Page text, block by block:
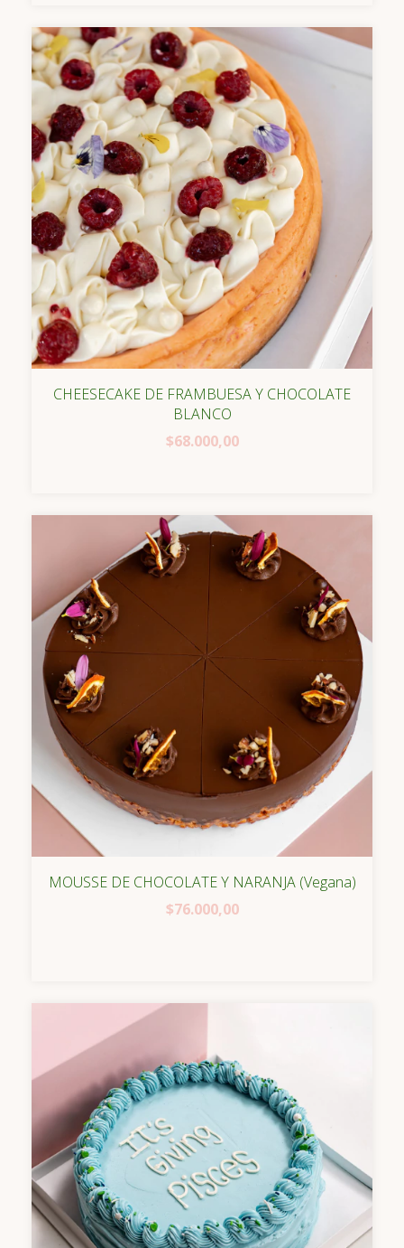
CHEESECAKE DE FRAMBUESA Y CHOCOLATE
BLANCO
$68.000,00
MOUSSE DE CHOCOLATE Y NARANJA (Vegana)
$76.000,00